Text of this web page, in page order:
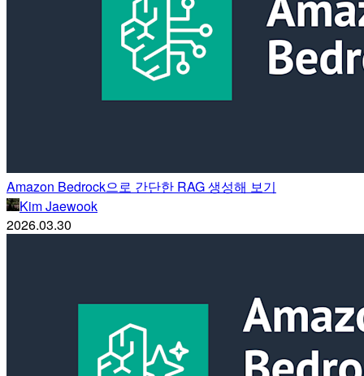
Amazon Bedrock으로 간단한 RAG 생성해 보기
Kim Jaewook
2026.03.30